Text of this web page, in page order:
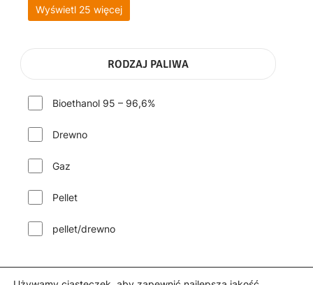
Wyświetl 25 więcej
RODZAJ PALIWA
Bioethanol 95 – 96,6%
Drewno
Gaz
Pellet
pellet/drewno